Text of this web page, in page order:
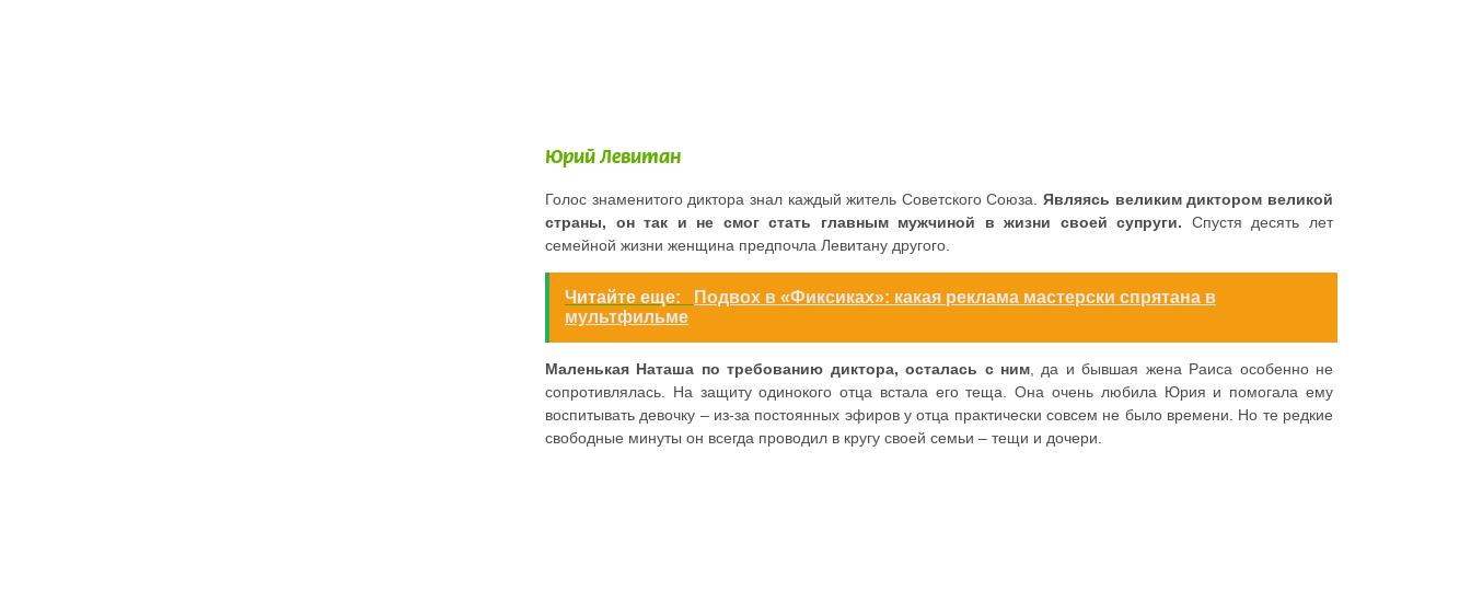
Юрий Левитан
Голос знаменитого диктора знал каждый житель Советского Союза.Являясь великим диктором великой
страны, он так и не смог стать главным мужчиной в жизни своей супруги. Спустя десять лет
семейной жизни женщина предпочла Левитану другого.
Читайте еще:
Подвох в «Фиксиках»: какая реклама мастерски спрятана в
мультфильме
Маленькая Наташа по требованию диктора, осталась с ним, да и бывшая жена Раиса особенно не
сопротивлялась. На защиту одинокого отца встала его теща. Она очень любила Юрия и помогала ему
воспитывать девочку – из-за постоянных эфиров у отца практически совсем не было времени. Но те редкие
свободные минуты он всегда проводил в кругу своей семьи – тещи и дочери.